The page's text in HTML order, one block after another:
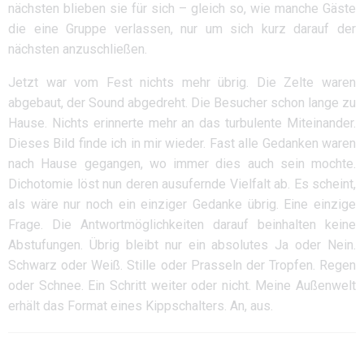
nächsten blieben sie für sich – gleich so, wie manche Gäste
die eine Gruppe verlassen, nur um sich kurz darauf der
nächsten anzuschließen.
Jetzt war vom Fest nichts mehr übrig. Die Zelte waren
abgebaut, der Sound abgedreht. Die Besucher schon lange zu
Hause. Nichts erinnerte mehr an das turbulente Miteinander.
Dieses Bild finde ich in mir wieder. Fast alle Gedanken waren
nach Hause gegangen, wo immer dies auch sein mochte.
Dichotomie löst nun deren ausufernde Vielfalt ab. Es scheint,
als wäre nur noch ein einziger Gedanke übrig. Eine einzige
Frage. Die Antwortmöglichkeiten darauf beinhalten keine
Abstufungen. Übrig bleibt nur ein absolutes Ja oder Nein.
Schwarz oder Weiß. Stille oder Prasseln der Tropfen. Regen
oder Schnee. Ein Schritt weiter oder nicht. Meine Außenwelt
erhält das Format eines Kippschalters. An, aus.